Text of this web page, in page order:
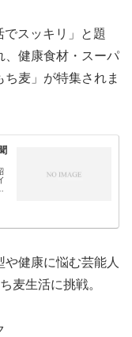
でスッキリ」と題
、健康食材・スーパ
麦」が特集されま
健康に悩む芸能人
麦生活に挑戦。